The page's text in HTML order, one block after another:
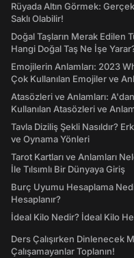
Rüyada Altın Görmek:
Saklı Olabilir!
Doğal Taşların Merak Edilen
Hangi Doğal Taş Ne İşe
Emojilerin Anlamları: 2023
Çok Kullanılan Emojiler ve
Atasözleri ve Anlamları:
Kullanılan Atasözleri ve
Tavla Diziliş Şekli Nasıldır?
ve Oynama Yönleri
Tarot Kartları ve Anlamları
İle Tılsımlı Bir Dünyaya Giriş
Burç Uyumu Hesaplama
Hesaplanır?
İdeal Kilo Nedir? İdeal Kilo
Ders Çalışırken Dinlenecek
Çalışamayanlar Toplanın!